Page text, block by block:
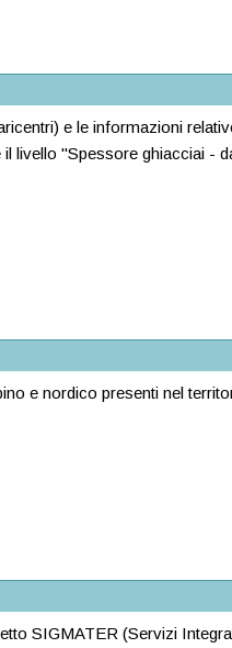
e le informazioni
livello "Spessore ghiacciai -
e nordico presenti nel
SIGMATER (Servizi